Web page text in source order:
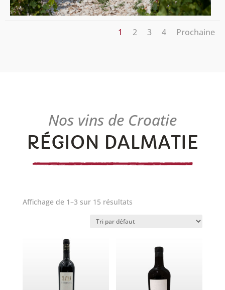
1 2 3 4 Prochaine
Nos vins de Croatie
RÉGION DALMATIE
Affichage de 1–3 sur 15 résultats